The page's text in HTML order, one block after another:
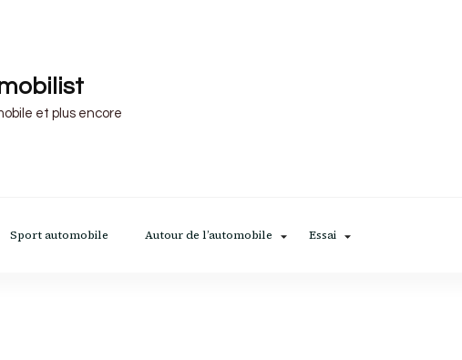
et plus encore
Sport automobile Autour de l’automobile Essai